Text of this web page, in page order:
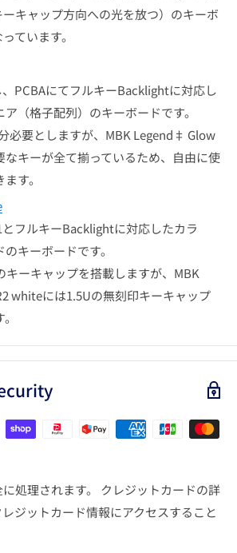
キャップ方向への光を放つ）のキーボ
ています。
PCBAにてフルキーBacklightに対応し
（格子配列）のキーボードです。
必要としますが、MBK Legend‡ Glow
なキーが全て揃っているため、自由に使
す。
フルキーBacklightに対応したカラ
キーボードです。
ーキャップを搭載しますが、 MBK
whiteには1.5Uの無刻印キーキャップ
処理されます。 クレジットカードの詳
ジットカード情報にアクセスすること